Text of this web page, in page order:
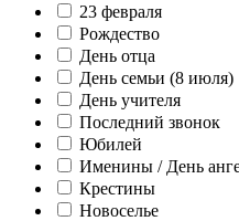
23 февраля
Рождество
День отца
День семьи (8 июля)
День учителя
Последний звонок
Юбилей
Именины / День
Крестины
Новоселье